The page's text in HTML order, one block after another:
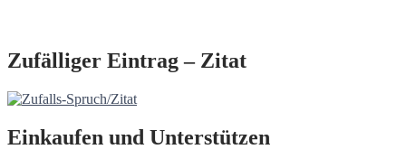
Zufälliger Eintrag – Zitat
Einkaufen und Unterstützen